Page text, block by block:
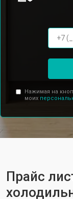
Нажимая на
моих
Прайс